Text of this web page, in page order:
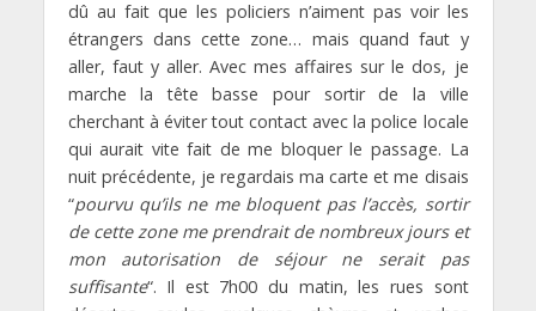
dû au fait que les policiers n’aiment pas voir les
étrangers dans cette zone… mais quand faut y
aller, faut y aller. Avec mes affaires sur le dos, je
marche la tête basse pour sortir de la ville
cherchant à éviter tout contact avec la police locale
qui aurait vite fait de me bloquer le passage. La
nuit précédente, je regardais ma carte et me disais
“pourvu qu’ils ne me bloquent pas l’accès, sortir
de cette zone me prendrait de nombreux jours et
mon autorisation de séjour ne serait pas
suffisante“. Il est 7h00 du matin, les rues sont